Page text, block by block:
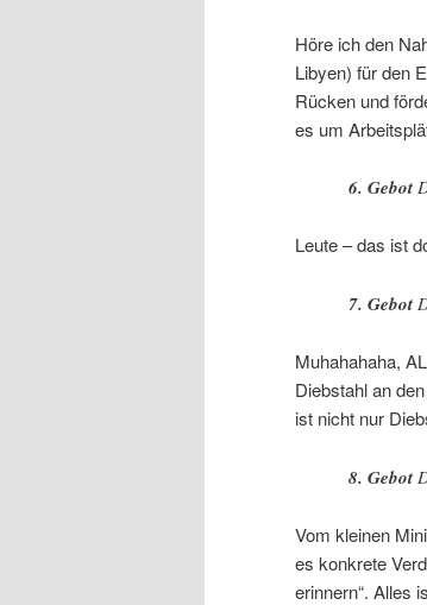
Höre ich den
Libyen) für den
Rücken und
es um
6. Gebot
Leute – das ist
7. Gebot
Muhahahaha,
Diebstahl an
ist nicht nur
8. Gebot
Vom kleinen
es konkrete
erinnern“. Alles